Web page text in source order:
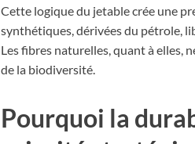
Cette logique du jetable crée une
synthétiques, dérivées du pétrole,
Les fibres naturelles, quant à elles,
de la biodiversité.
Pourquoi la